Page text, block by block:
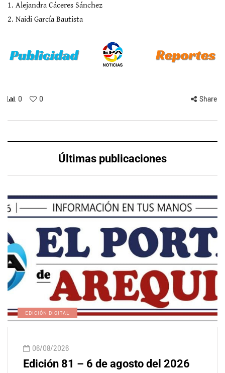
1. Alejandra Cáceres Sánchez
2. Naidi García Bautista
0 0 Share
Últimas publicaciones
EDICIÓN DIGITAL
06/08/2026
Edición 81 – 6 de agosto del 2026